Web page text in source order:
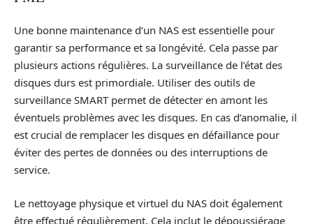
Une bonne maintenance d’un NAS est essentielle pour
garantir sa performance et sa longévité. Cela passe par
plusieurs actions régulières. La surveillance de l’état des
disques durs est primordiale. Utiliser des outils de
surveillance SMART permet de détecter en amont les
éventuels problèmes avec les disques. En cas d’anomalie, il
est crucial de remplacer les disques en défaillance pour
éviter des pertes de données ou des interruptions de
service.
Le nettoyage physique et virtuel du NAS doit également
être effectué régulièrement. Cela inclut le dépoussiérage